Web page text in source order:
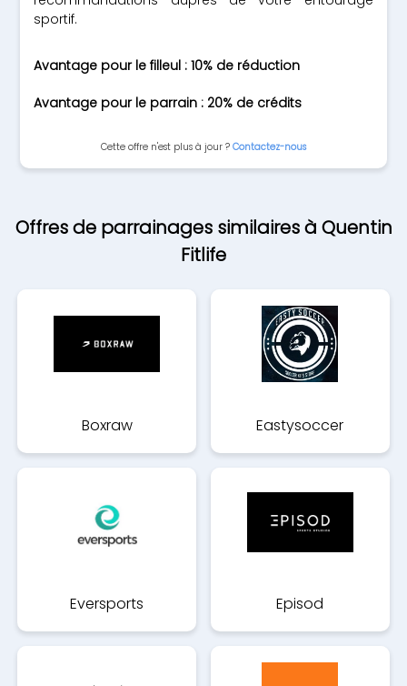
sportif.
Avantage pour le filleul : 10% de réduction
Avantage pour le parrain : 20% de crédits
Cette offre n'est plus à jour ? Contactez-nous
Offres de parrainages similaires à Quentin
Fitlife
Boxraw Eastysoccer
Eversports Episod